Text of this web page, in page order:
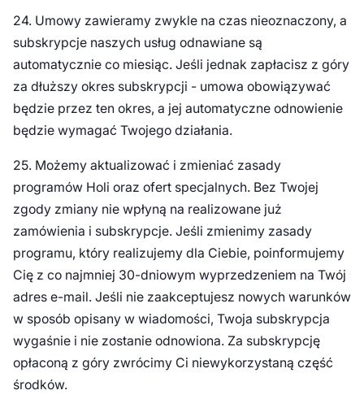
24. Umowy zawieramy zwykle na czas nieoznaczony, a
subskrypcje naszych usług odnawiane są
automatycznie co miesiąc. Jeśli jednak zapłacisz z góry
za dłuższy okres subskrypcji - umowa obowiązywać
będzie przez ten okres, a jej automatyczne odnowienie
będzie wymagać Twojego działania.
25. Możemy aktualizować i zmieniać zasady
programów Holi oraz ofert specjalnych. Bez Twojej
zgody zmiany nie wpłyną na realizowane już
zamówienia i subskrypcje. Jeśli zmienimy zasady
programu, który realizujemy dla Ciebie, poinformujemy
Cię z co najmniej 30-dniowym wyprzedzeniem na Twój
adres e-mail. Jeśli nie zaakceptujesz nowych warunków
w sposób opisany w wiadomości, Twoja subskrypcja
wygaśnie i nie zostanie odnowiona. Za subskrypcję
opłaconą z góry zwrócimy Ci niewykorzystaną część
środków.